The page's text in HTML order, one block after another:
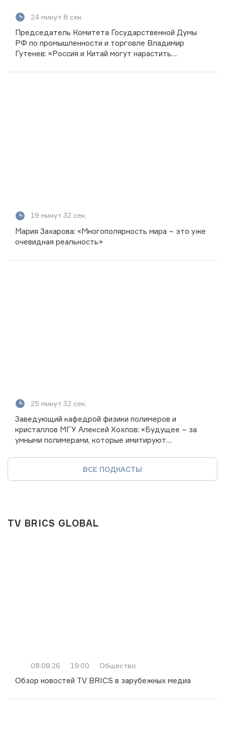
24 минут 8 сек.
Председатель Комитета Государственной Думы
РФ по промышленности и торговле Владимир
Гутенев: «Россия и Китай могут нарастить
19 минут 32 сек.
Мария Захарова: «Многополярность мира – это уже
очевидная реальность»
25 минут 32 сек.
Заведующий кафедрой физики полимеров и
кристаллов МГУ Алексей Хохлов: «Будущее – за
умными полимерами, которые имитируют
ВСЕ ПОДКАСТЫ
TV BRICS GLOBAL
08.08.26 19:00 Общество
Обзор новостей TV BRICS в зарубежных медиа